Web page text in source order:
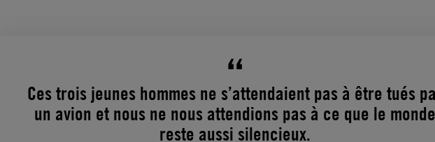
Ces trois jeunes hommes ne s’attendaient pas à être tués
un avion et nous ne nous attendions pas à ce que le monde
reste aussi silencieux.